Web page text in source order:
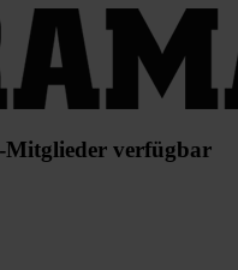
verfügbar